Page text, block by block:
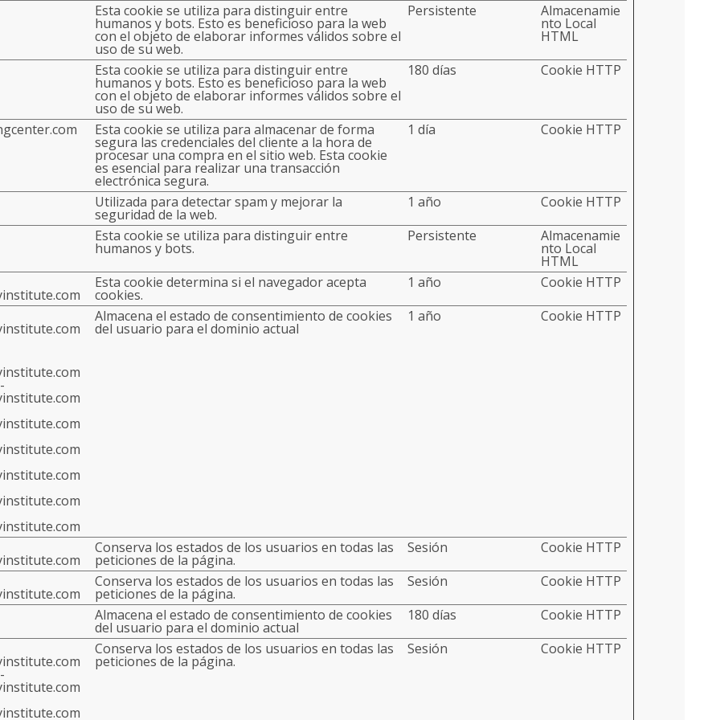
Esta cookie se utiliza para distinguir entre
humanos y bots. Esto es beneficioso para la web
con el objeto de elaborar informes válidos sobre el
uso de su web.
Persistente Almacenamie
nto Local
HTML
Esta cookie se utiliza para distinguir entre
humanos y bots. Esto es beneficioso para la web
con el objeto de elaborar informes válidos sobre el
uso de su web.
180 días Cookie HTTP
Esta cookie se utiliza para almacenar de forma
segura las credenciales del cliente a la hora de
procesar una compra en el sitio web. Esta cookie
es esencial para realizar una transacción
electrónica segura.
1 día Cookie HTTP
Utilizada para detectar spam y mejorar la
seguridad de la web.
1 año
Cookie HTTP
Esta cookie se utiliza para distinguir entre
humanos y bots.
Persistente Almacenamie
nto Local
HTML
Esta cookie determina si el navegador acepta
cookies.
1 año Cookie HTTP
Almacena el estado de consentimiento de cookies
del usuario para el dominio actual
1 año Cookie HTTP
Conserva los estados de los usuarios en todas las
peticiones de la página.
Sesión Cookie HTTP
Conserva los estados de los usuarios en todas las
peticiones de la página.
Sesión
Cookie HTTP
Almacena el estado de consentimiento de cookies
del usuario para el dominio actual
180 días Cookie HTTP
Conserva los estados de los usuarios en todas las
peticiones de la página.
Sesión Cookie HTTP